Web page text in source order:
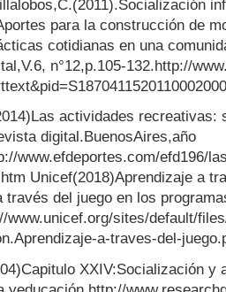
para la construcción de
cotidianas en una
n°12,p.105-132.http://
actividades
digital.BuenosAires,año
www.efdeportes.com/efd196/
Unicef(2018)Aprendizaje a
través del juego en los
www.unicef.org/sites/default/
a-traves-del-
XXIV:Socialización y